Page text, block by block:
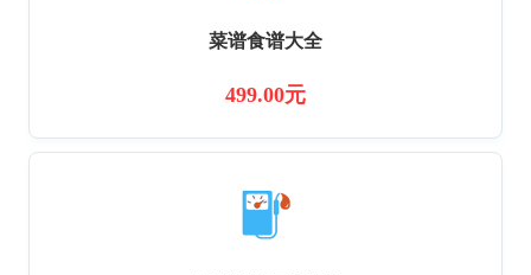
菜谱食谱大全
499.00元